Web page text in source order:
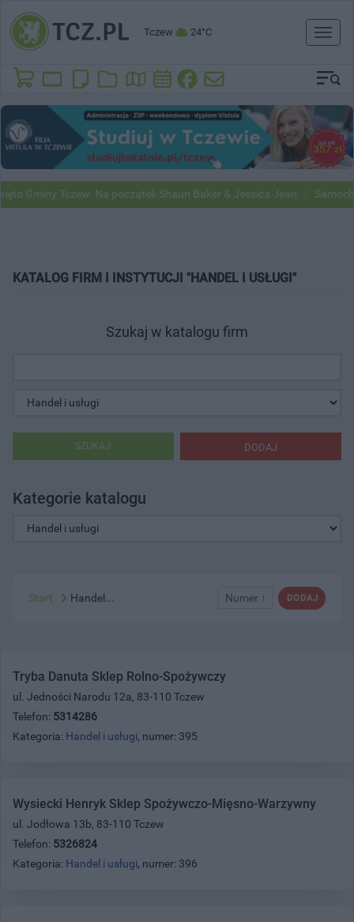
Tczew 24°C
Toggle
Gminy Tczew. Na początek Shaun Baker & Jessica Jean
KATALOG FIRM I INSTYTUCJI "HANDEL I USŁUGI"
Szukaj w katalogu firm
DODAJ
SZUKAJ
Kategorie katalogu
DODAJ
Numer ↑
Start Handel...
Tryba Danuta Sklep Rolno-Spożywczy
ul. Jedności Narodu 12a, 83-110 Tczew
Telefon: 5314286
Kategoria: Handel i usługi, numer: 395
Wysiecki Henryk Sklep Spożywczo-Mięsno-Warzywny
ul. Jodłowa 13b, 83-110 Tczew
Telefon: 5326824
Kategoria: Handel i usługi, numer: 396